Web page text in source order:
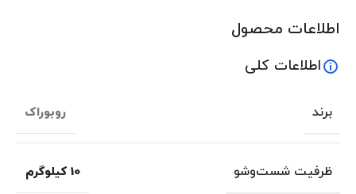
اطلاعات محصول
اطلاعات کلی
برند روبوراک
ظرفیت شست‌وشو 10 کیلوگرم